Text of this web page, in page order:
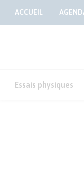
ACCUEIL
Essais physiques